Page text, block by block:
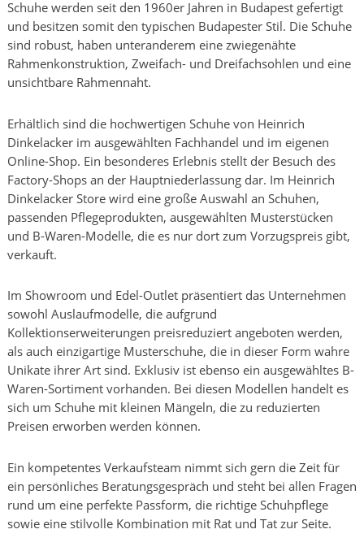
Schuhe werden seit den 1960er Jahren in Budapest gefertigt
und besitzen somit den typischen Budapester Stil. Die Schuhe
sind robust, haben unteranderem eine zwiegenähte
Rahmenkonstruktion, Zweifach- und Dreifachsohlen und eine
unsichtbare Rahmennaht.
Erhältlich sind die hochwertigen Schuhe von Heinrich
Dinkelacker im ausgewählten Fachhandel und im eigenen
Online-Shop. Ein besonderes Erlebnis stellt der Besuch des
Factory-Shops an der Hauptniederlassung dar. Im Heinrich
Dinkelacker Store wird eine große Auswahl an Schuhen,
passenden Pflegeprodukten, ausgewählten Musterstücken
und B-Waren-Modelle, die es nur dort zum Vorzugspreis gibt,
verkauft.
Im Showroom und Edel-Outlet präsentiert das Unternehmen
sowohl Auslaufmodelle, die aufgrund
Kollektionserweiterungen preisreduziert angeboten werden,
als auch einzigartige Musterschuhe, die in dieser Form wahre
Unikate ihrer Art sind. Exklusiv ist ebenso ein ausgewähltes B-
Waren-Sortiment vorhanden. Bei diesen Modellen handelt es
sich um Schuhe mit kleinen Mängeln, die zu reduzierten
Preisen erworben werden können.
Ein kompetentes Verkaufsteam nimmt sich gern die Zeit für
ein persönliches Beratungsgespräch und steht bei allen Fragen
rund um eine perfekte Passform, die richtige Schuhpflege
sowie eine stilvolle Kombination mit Rat und Tat zur Seite.